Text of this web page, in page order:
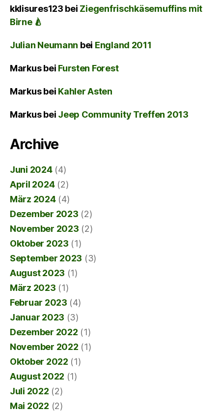
kklisures123 bei Ziegenfrischkäsemuffins mit
Birne 🍐
Julian Neumann bei England 2011
Markusbei Fursten Forest
Markusbei Kahler Asten
Markusbei Jeep Community Treffen 2013
Archive
Juni 2024(4)
April 2024(2)
März 2024(4)
Dezember 2023 (2)
November 2023 (2)
Oktober 2023 (1)
September 2023 (3)
August 2023 (1)
März 2023 (1)
Februar 2023 (4)
Januar 2023 (3)
Dezember 2022 (1)
November 2022 (1)
Oktober 2022 (1)
August 2022 (1)
Juli 2022 (2)
Mai 2022 (2)